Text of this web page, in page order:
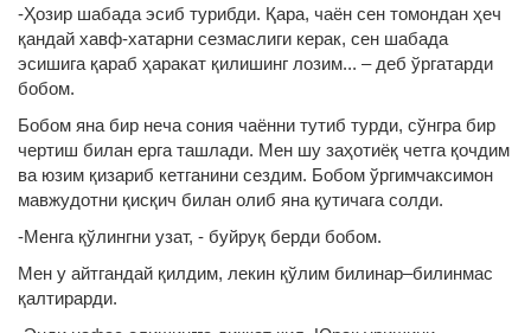
-Ҳозир шабада эсиб турибди. Қара, чаён сен томондан ҳеч
қандай хавф-хатарни сезмаслиги керак, сен шабада
эсишига қараб ҳаракат қилишинг лозим... – деб ўргатарди
бобом.
Бобом яна бир неча сония чаённи тутиб турди, сўнгра бир
чертиш билан ерга ташлади. Мен шу заҳотиёқ четга қочдим
ва юзим қизариб кетганини сездим. Бобом ўргимчаксимон
мавжудотни қисқич билан олиб яна қутичага солди.
-Менга қўлингни узат, - буйруқ берди бобом.
Мен у айтгандай қилдим, лекин қўлим билинар–билинмас
қалтирарди.